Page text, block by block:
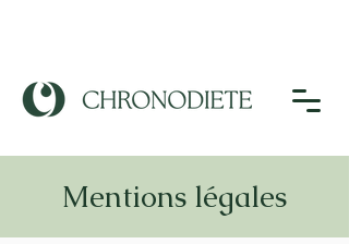
Mentions légales